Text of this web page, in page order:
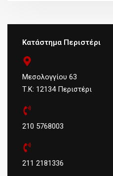
Κατάστημα Περιστέρι
Μεσολογγίου 63
Τ.Κ: 12134 Περιστέρι
210 5768003
211 2181336